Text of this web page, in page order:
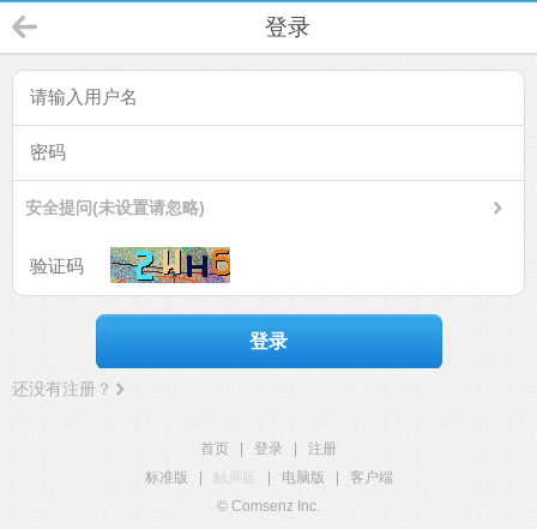
登录
安全提问(未设置请忽略)
登录
还没有注册？
首页 登录
注册
标准版
触屏版 电脑版
客户端
© Comsenz Inc.